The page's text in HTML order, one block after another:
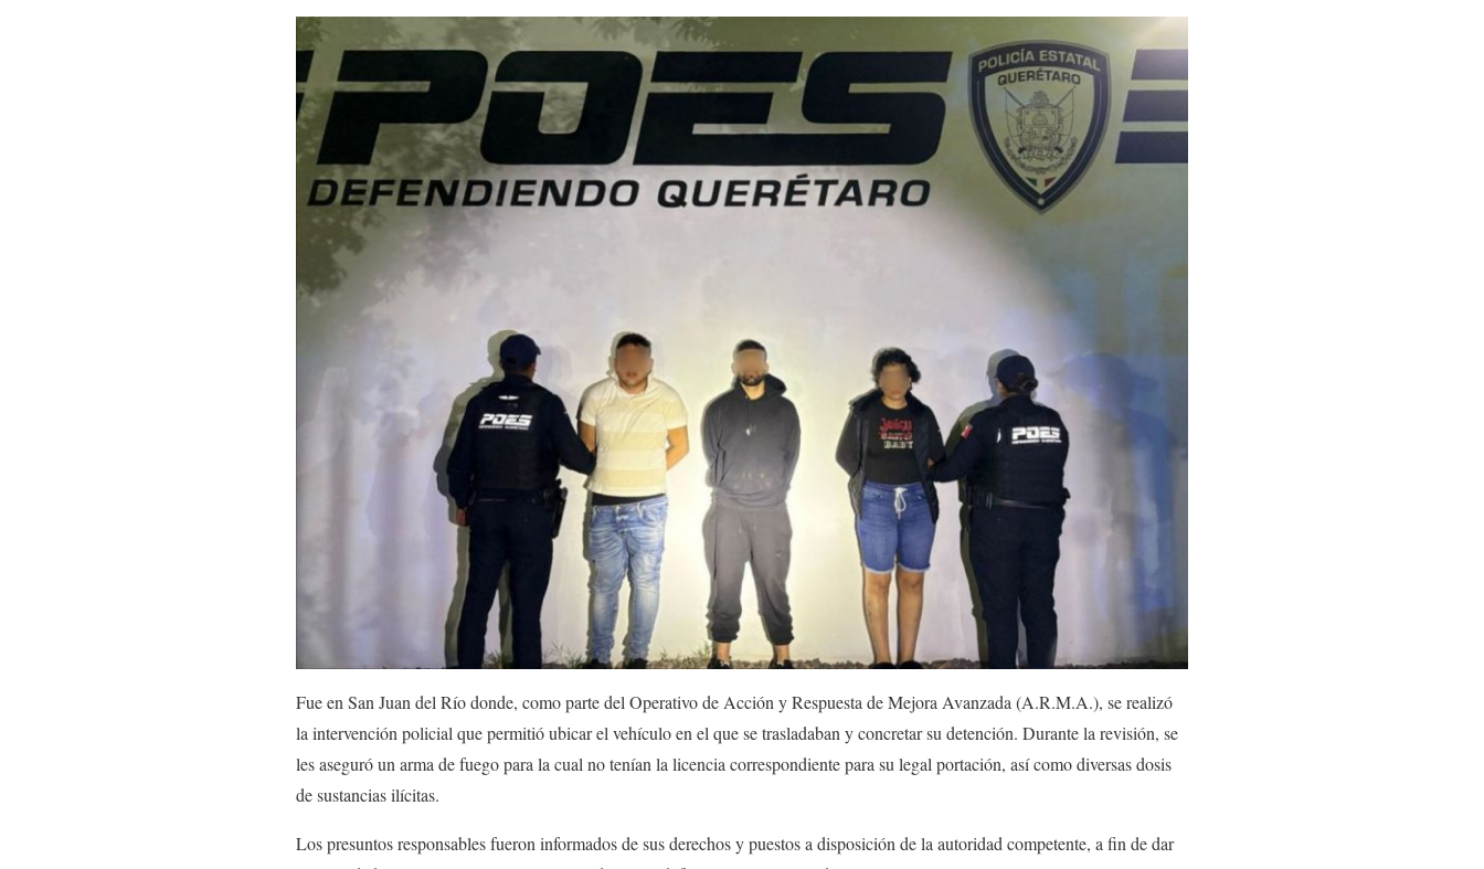
Fue en San Juan del Río donde, como parte del Operativo de Acción y Respuesta de Mejora Avanzada (A.R.M.A.), se realizó
la intervención policial que permitió ubicar el vehículo en el que se trasladaban y concretar su detención. Durante la revisión, se
les aseguró un arma de fuego para la cual no tenían la licencia correspondiente para su legal portación, así como diversas dosis
de sustancias ilícitas.
Los presuntos responsables fueron informados de sus derechos y puestos a disposición de la autoridad competente, a fin de dar